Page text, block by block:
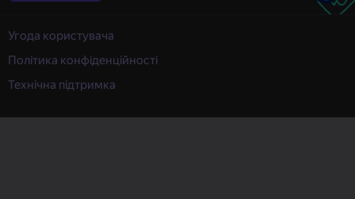
Угода користувача
Політика конфіденційності
Технічна підтримка